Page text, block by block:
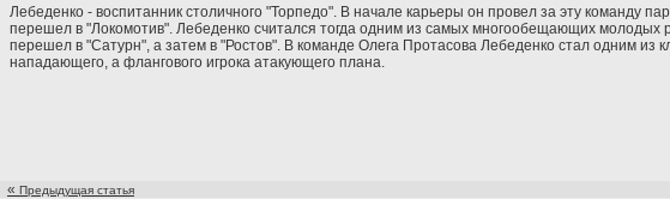
Лебеденко - воспитанник столичного "Торпедо". В начале карьеры он провел за эту команду
перешел в "Локомотив". Лебеденко считался тогда одним из самых многообещающих молодых
перешел в "Сатурн", а затем в "Ростов". В команде Олега Протасова Лебеденко стал одним из
нападающего, а флангового игрока атакующего плана.
« Предыдущая статья